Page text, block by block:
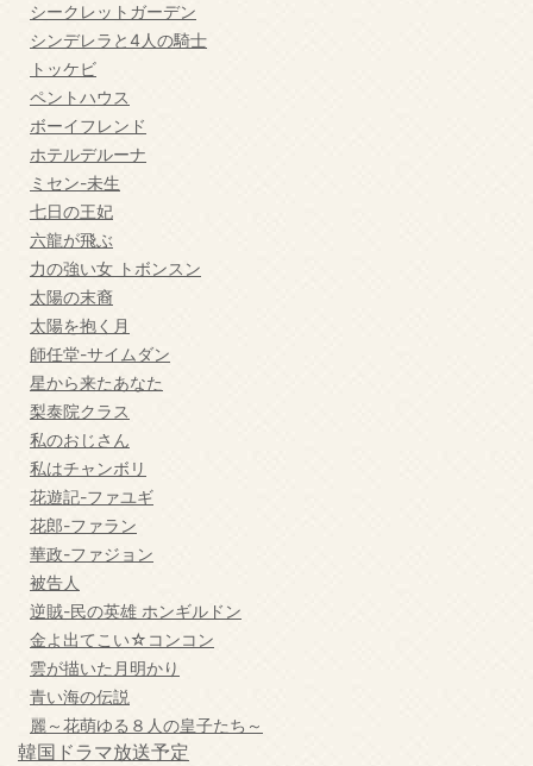
シークレットガーデン
シンデレラと4人の騎士
トッケビ
ペントハウス
ボーイフレンド
ホテルデルーナ
ミセン-未生
七日の王妃
六龍が飛ぶ
力の強い女 トボンスン
太陽の末裔
太陽を抱く月
師任堂-サイムダン
星から来たあなた
梨泰院クラス
私のおじさん
私はチャンボリ
花遊記-ファユギ
花郎-ファラン
華政-ファジョン
被告人
逆賊-民の英雄 ホンギルドン
金よ出てこい☆コンコン
雲が描いた月明かり
青い海の伝説
麗～花萌ゆる８人の皇子たち～
韓国ドラマ放送予定